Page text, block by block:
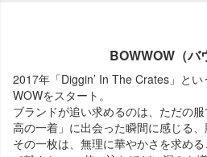
BOWWOW（バ
2017年「Diggin’ In The Crates」と
WOWをスタート。
ブランドが追い求めるのは、ただの
高の一着」に出会った瞬間に感じる、
その一枚は、無理に華やかさを求め